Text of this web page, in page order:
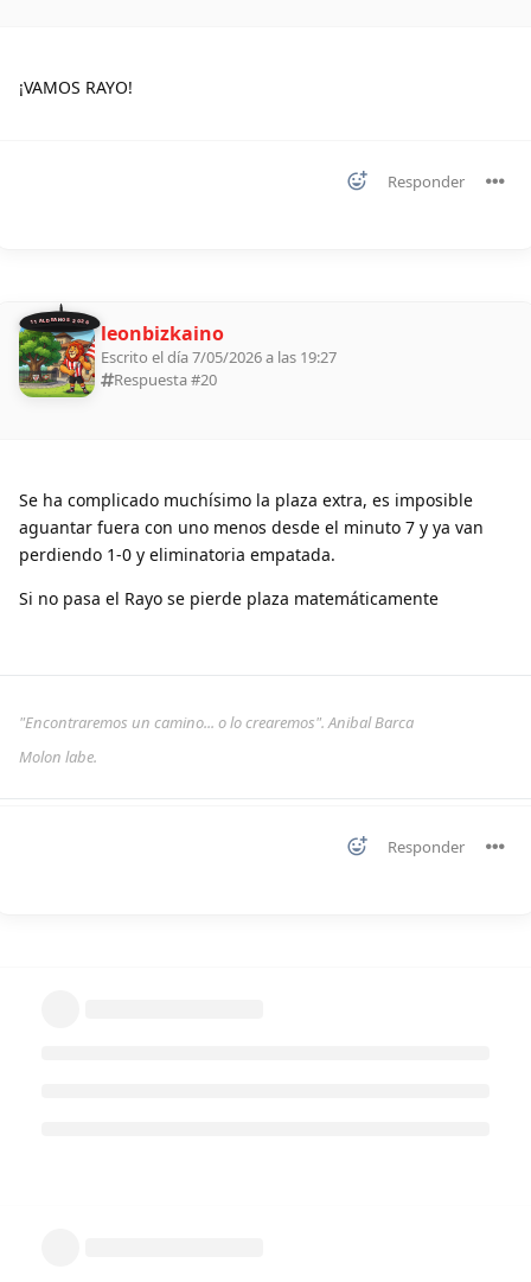
¡VAMOS RAYO!
Responder
11 ALDEANOS 2026 leonbizkaino
Escrito el día 7/05/2026 a las 19:27
Respuesta #20
Se ha complicado muchísimo la plaza extra, es imposible
aguantar fuera con uno menos desde el minuto 7 y ya van
perdiendo 1-0 y eliminatoria empatada.
Si no pasa el Rayo se pierde plaza matemáticamente
"Encontraremos un camino... o lo crearemos". Anibal Barca
Molon labe.
Responder